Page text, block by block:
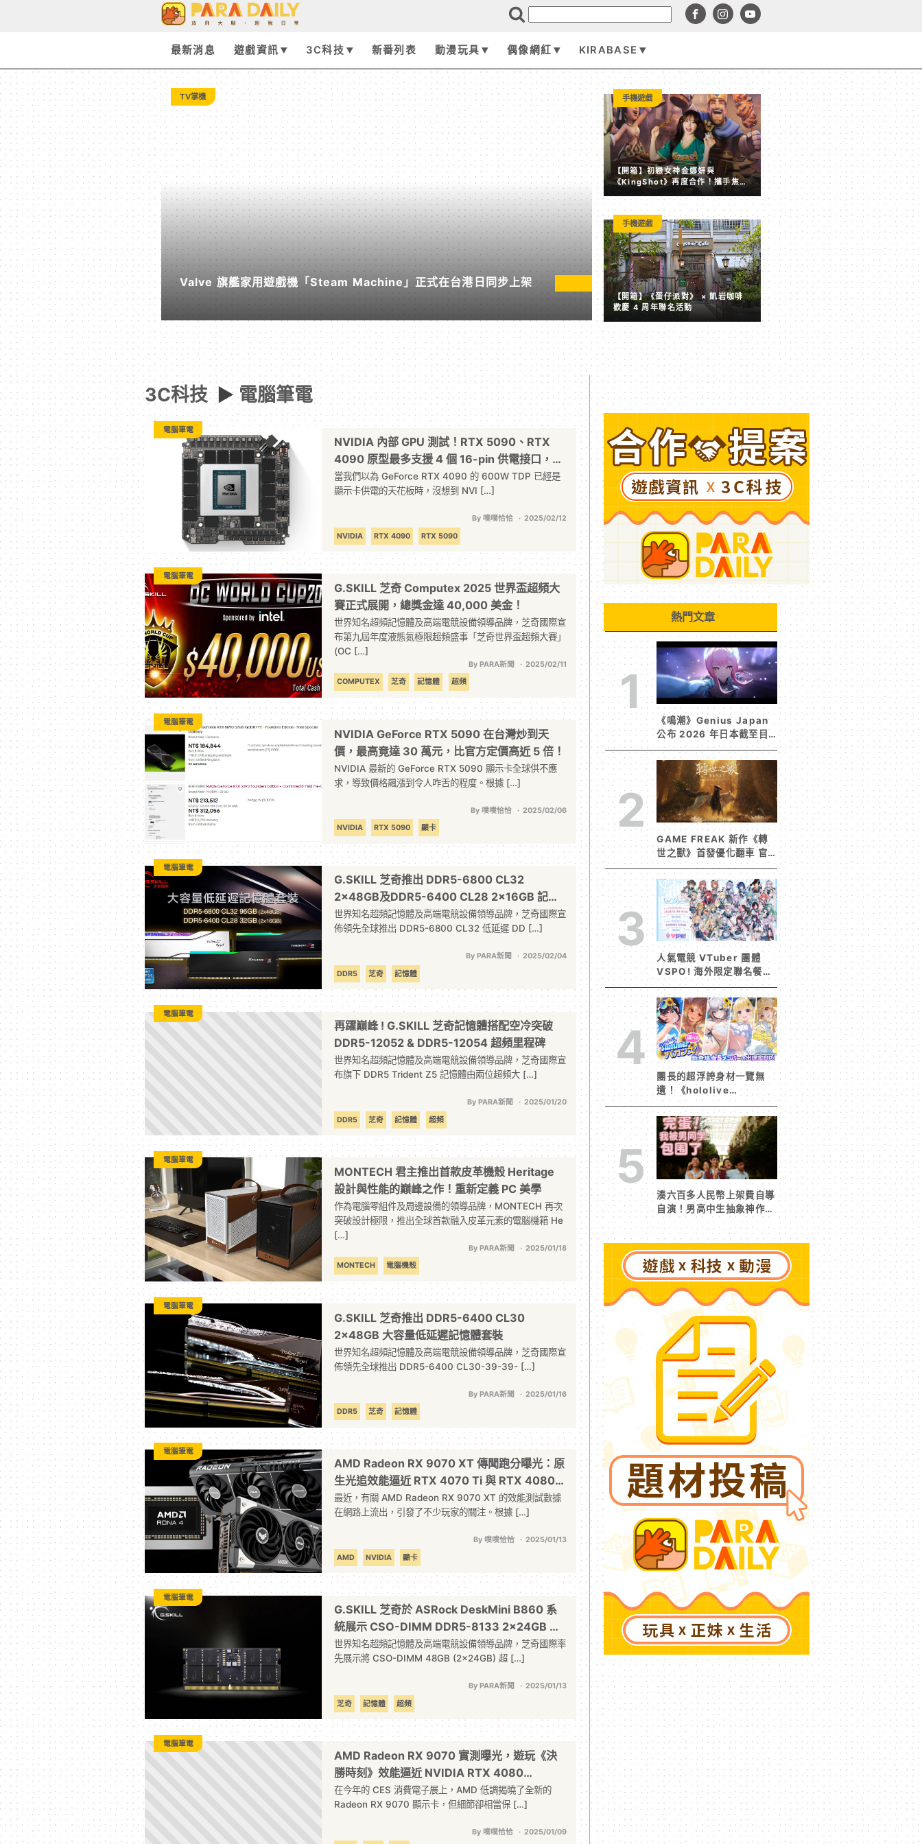
技
►
電
腦
筆
電
-
Paradaily
-
遊
戲
｜
動
漫
二
次
元
｜
3C
科
技
全
方
位
資
訊
平
台
最新消息 遊戲資訊 3C科技 新番列表 動漫玩具 偶像網紅 KIRABASE
TV掌機
Valve 旗艦家用遊戲機「Steam Machine」正式在台港日同步上架
3C科技
韓媒直擊黃仁勳合體 Faker 同框簽名 RTX 5090！現場送
喊：「我需要錢」
【開箱】初戀女神金娜妍與
《KingShot》再度合作！攜手焦糖
楓、柒息地推出「國王燒烤節」活動
手機遊戲
【開箱】《蛋仔派對》 × 凱岩咖啡
歡慶 4 周年聯名活動
手機遊戲
3C科技 ►電腦筆電
電腦筆電
NVIDIA 內部 GPU 測試！RTX 5090、RTX
4090 原型最多支援 4 個 16-pin 供電接口，最
高 2400W 輸出
當我們以為 GeForce RTX 4090 的 600W TDP 已經是
顯示卡供電的天花板時，沒想到 NVI […]
By 噗噗恰恰
2025/02/12
NVIDIA
RTX 4090 RTX 5090
電腦筆電
G.SKILL 芝奇 Computex 2025 世界盃超頻大
賽正式展開，總獎金達 40,000 美金！
世界知名超頻記憶體及高端電競設備領導品牌，芝奇國際宣
布第九屆年度液態氮極限超頻盛事「芝奇世界盃超頻大賽」
(OC […]
By PARA新聞
2025/02/11
COMPUTEX
芝奇 記憶體 超頻
電腦筆電
NVIDIA GeForce RTX 5090 在台灣炒到天
價，最高竟達 30 萬元，比官方定價高近 5 倍！
NVIDIA 最新的 GeForce RTX 5090 顯示卡全球供不應
求，導致價格飆漲到令人咋舌的程度。根據 […]
By 噗噗恰恰
2025/02/06
NVIDIA
RTX 5090 顯卡
電腦筆電
G.SKILL 芝奇推出 DDR5-6800 CL32
2x48GB及DDR5-6400 CL28 2x16GB 記憶
體套裝！
世界知名超頻記憶體及高端電競設備領導品牌，芝奇國際宣
佈領先全球推出 DDR5-6800 CL32 低延遲 DD […]
By PARA新聞
2025/02/04
DDR5
芝奇 記憶體
電腦筆電
再躍巔峰 ! G.SKILL 芝奇記憶體搭配空冷突破
DDR5-12052 & DDR5-12054 超頻里程碑
世界知名超頻記憶體及高端電競設備領導品牌，芝奇國際宣
布旗下 DDR5 Trident Z5 記憶體由兩位超頻大 […]
By PARA新聞
2025/01/20
DDR5
芝奇 記憶體 超頻
電腦筆電
MONTECH 君主推出首款皮革機殼 Heritage
設計與性能的巔峰之作！重新定義 PC 美學
作為電腦零組件及周邊設備的領導品牌，MONTECH 再次
突破設計極限，推出全球首款融入皮革元素的電腦機箱 He
[…]
By PARA新聞
2025/01/18
MONTECH
電腦機殼
電腦筆電
G.SKILL 芝奇推出 DDR5-6400 CL30
2x48GB 大容量低延遲記憶體套裝
世界知名超頻記憶體及高端電競設備領導品牌，芝奇國際宣
佈領先全球推出 DDR5-6400 CL30-39-39- […]
By PARA新聞
2025/01/16
DDR5
芝奇 記憶體
電腦筆電
AMD Radeon RX 9070 XT 傳聞跑分曝光：原
生光追效能逼近 RTX 4070 Ti 與 RTX 4080
SUPER
最近，有關 AMD Radeon RX 9070 XT 的效能測試數據
在網路上流出，引發了不少玩家的關注。根據 […]
By 噗噗恰恰
2025/01/13
AMD
NVIDIA 顯卡
電腦筆電
G.SKILL 芝奇於 ASRock DeskMini B860 系
統展示 CSO-DIMM DDR5-8133 2x24GB 超
頻潛力
世界知名超頻記憶體及高端電競設備領導品牌，芝奇國際率
先展示將 CSO-DIMM 48GB (2x24GB) 超 […]
By PARA新聞
2025/01/13
芝奇
記憶體 超頻
電腦筆電
AMD Radeon RX 9070 實測曝光，遊玩《決
勝時刻》效能逼近 NVIDIA RTX 4080
Super？
在今年的 CES 消費電子展上，AMD 低調揭曉了全新的
Radeon RX 9070 顯示卡，但細節卻相當保 […]
By 噗噗恰恰 2025/01/09
熱門文章
1
《鳴潮》Genius Japan
公布 2026 年日本截至目
前為止人氣歌單《遠航星的
告別》&《自無垠處歸航之
星》入榜
2
GAME FREAK 新作《轉
世之獸》首發優化翻車 官
方急發聲明承諾提供大量更
新彌補
3
人氣電競 VTuber 團體
VSPO! 海外限定聯名餐廳
《Sail Beyond！～駛向
更遠的彼方～》今夏登場！
4
團長的超浮誇身材一覽無
遺！《hololive
Dreams》首波夏日活動今
日開跑 白銀諾艾爾等 5
位人氣成員泳裝卡池同步解
鎖
5
湊六百多人民幣上架費自導
自演！男高中生抽象神作
《完蛋！我被男同學包圍
了》突然爆紅